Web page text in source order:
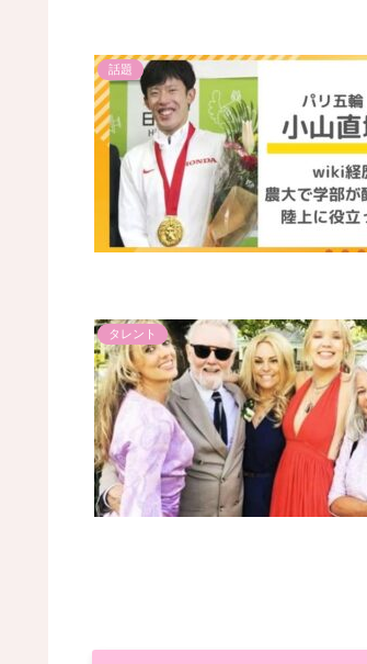
話題
タレント